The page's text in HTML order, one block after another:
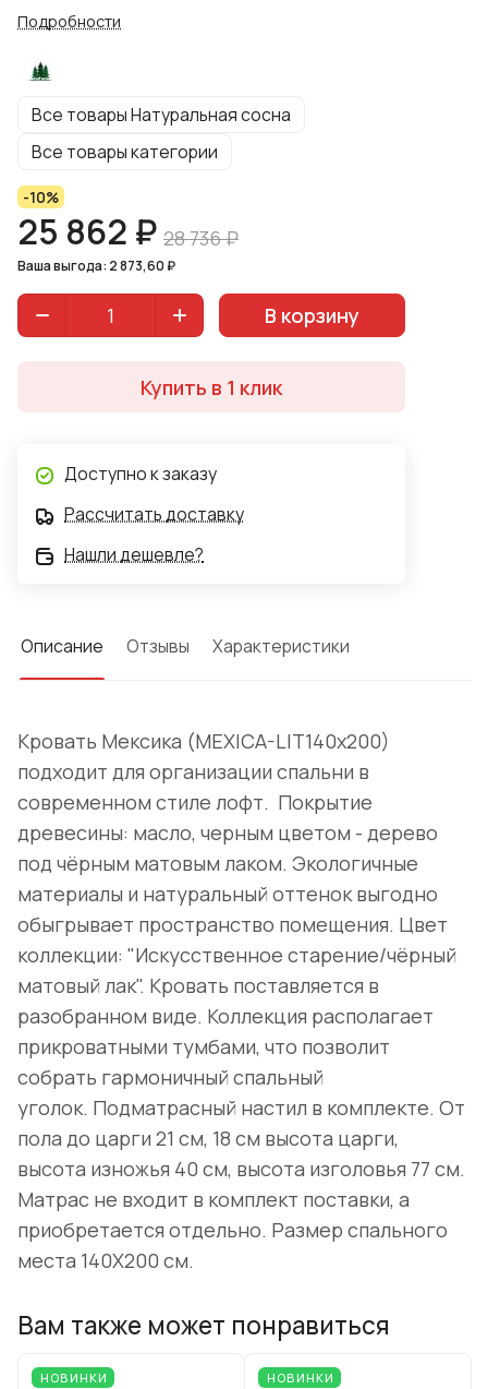
материалы и натуральный оттенок выгодно
коллекции: "Искусственное старение/чёрный
виде. Коллекция располагает прикроватными
тумбами, что позволит собрать гармоничный
От пола до царги 21 см, 18 см высота царги, высота
изножья 40 см, высота изголовья 77 см. Матрас не
входит в комплект поставки, а приобретается
Подробности
Все товары Натуральная сосна
Все товары категории
-10%
25 862 ₽ 28 736 ₽
Ваша выгода: 2 873,60 ₽
В корзину
Купить в 1 клик
Доступно к заказу
Рассчитать доставку
Нашли дешевле?
Описание Отзывы Характеристики
Кровать Мексика (MEXICA-LIT140х200)
подходит для организации спальни в
современном стиле лофт. Покрытие
древесины: масло, черным цветом - дерево
под чёрным матовым лаком. Экологичные
материалы и натуральный оттенок выгодно
обыгрывает пространство помещения. Цвет
коллекции: "Искусственное старение/чёрный
матовый лак". Кровать поставляется в
разобранном виде. Коллекция располагает
прикроватными тумбами, что позволит
собрать гармоничный спальный
уголок. Подматрасный настил в комплекте. От
пола до царги 21 см, 18 см высота царги,
высота изножья 40 см, высота изголовья 77 см.
Матрас не входит в комплект поставки, а
приобретается отдельно. Размер спального
места 140Х200 см.
Вам также может понравиться
НОВИНКИ НОВИНКИ